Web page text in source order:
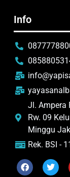
Info
Jl. Ampera
Rw. 09
Minggu
Rek. BSI -